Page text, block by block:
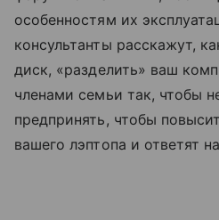
особенностям их
консультанты расскажут,
диск, «разделить» ваш
членами семьи так, чтобы
предпринять, чтобы
вашего лэптопа и ответят